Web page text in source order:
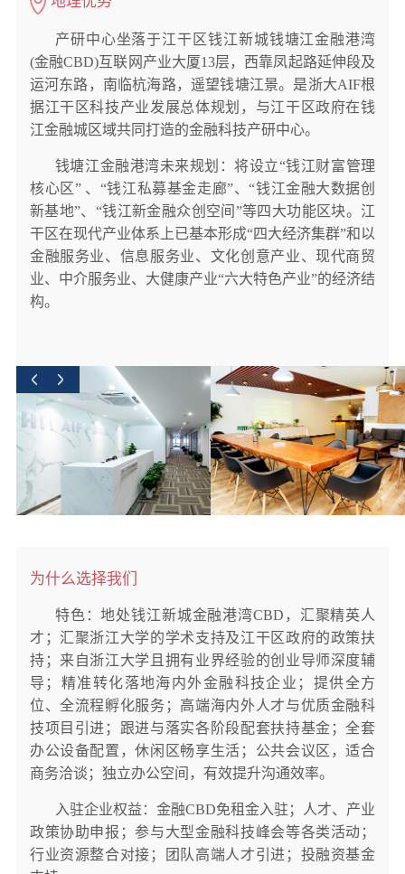
产研中心坐落于江干区钱江新城钱塘江金融港湾
(金融CBD)互联网产业大厦13层，西靠凤起路延伸段及
运河东路，南临杭海路，遥望钱塘江景。是浙大AIF根
据江干区科技产业发展总体规划，与江干区政府在钱
江金融城区域共同打造的金融科技产研中心。
钱塘江金融港湾未来规划：将设立“钱江财富管理
核心区” 、“钱江私募基金走廊”、“钱江金融大数据创
新基地”、“钱江新金融众创空间”等四大功能区块。江
干区在现代产业体系上已基本形成“四大经济集群”和以
金融服务业、信息服务业、文化创意产业、现代商贸
业、中介服务业、大健康产业“六大特色产业”的经济结
构。
为什么选择我们
特色：地处钱江新城金融港湾CBD，汇聚精英人
才；汇聚浙江大学的学术支持及江干区政府的政策扶
持；来自浙江大学且拥有业界经验的创业导师深度辅
导；精准转化落地海内外金融科技企业；提供全方
位、全流程孵化服务；高端海内外人才与优质金融科
技项目引进；跟进与落实各阶段配套扶持基金；全套
办公设备配置，休闲区畅享生活；公共会议区，适合
商务洽谈；独立办公空间，有效提升沟通效率。
入驻企业权益：金融CBD免租金入驻；人才、产业
政策协助申报；参与大型金融科技峰会等各类活动；
行业资源整合对接；团队高端人才引进；投融资基金